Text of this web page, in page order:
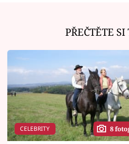
Sledujte nás
PŘEČTĚTE SI
CELEBRITY 8